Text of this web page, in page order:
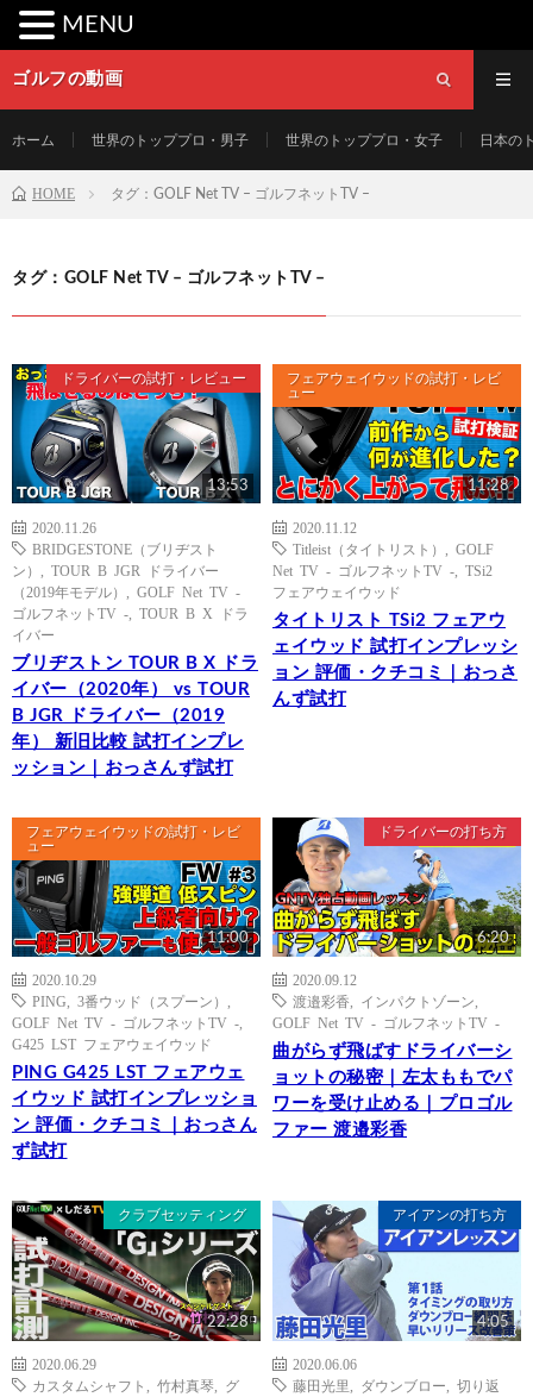
ゴルフの動画
ホーム 世界のトッププロ・男子 世界のトッププロ・女子 日本の
HOME タグ：GOLF Net TV – ゴルフネットTV –
タグ：GOLF Net TV – ゴルフネットTV –
ドライバーの試打・レビュー
13:53
2020.11.26
BRIDGESTONE（ブリヂスト
ン）
TOUR B JGR ドライバー
（2019年モデル）
GOLF Net TV -
ゴルフネットTV -
TOUR B X ドラ
イバー
ブリヂストン TOUR B X ドラ
イバー（2020年） vs TOUR
B JGR ドライバー（2019
年） 新旧比較 試打インプレ
ッション｜おっさんず試打
フェアウェイウッドの試打・レビ
ュー
11:28
2020.11.12
Titleist（タイトリスト）
GOLF
Net TV - ゴルフネットTV -
TSi2
フェアウェイウッド
タイトリスト TSi2 フェアウ
ェイウッド 試打インプレッシ
ョン 評価・クチコミ｜おっさ
んず試打
フェアウェイウッドの試打・レビ
ュー
11:00
2020.10.29
PING
3番ウッド（スプーン）
GOLF Net TV - ゴルフネットTV -
G425 LST フェアウェイウッド
PING G425 LST フェアウェ
イウッド 試打インプレッショ
ン 評価・クチコミ｜おっさん
ず試打
ドライバーの打ち方
6:20
2020.09.12
渡邉彩香
インパクトゾーン
GOLF Net TV - ゴルフネットTV -
曲がらず飛ばすドライバーシ
ョットの秘密｜左太ももでパ
ワーを受け止める｜プロゴル
ファー 渡邉彩香
クラブセッティング
22:28
2020.06.29
カスタムシャフト
竹村真琴
グ
アイアンの打ち方
4:05
2020.06.06
藤田光里
ダウンブロー
切り返
MENU